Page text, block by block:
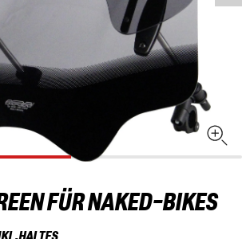
FÜR NAKED-BIKES